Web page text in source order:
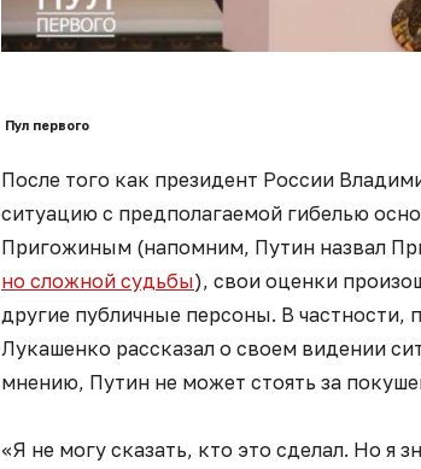
Пул первого
После того как президент России
ситуацию с предполагаемой гибелью
Пригожиным (напомним, Путин назвал
но сложной судьбы), свои оценки
другие публичные персоны. В частности,
Лукашенко рассказал о своем видении
мнению, Путин не может стоять за
«Я не могу сказать, кто это сделал. Но я